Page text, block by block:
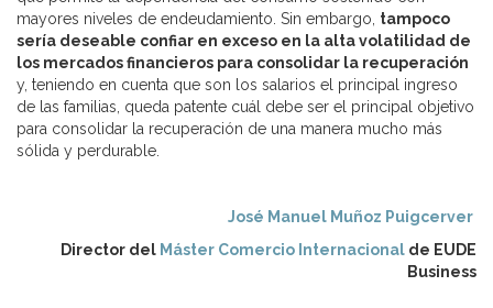
mayores niveles de endeudamiento. Sin embargo, tampoco
sería deseable confiar en exceso en la alta volatilidad de
los mercados financieros para consolidar la recuperación
y, teniendo en cuenta que son los salarios el principal ingreso
de las familias, queda patente cuál debe ser el principal objetivo
para consolidar la recuperación de una manera mucho más
sólida y perdurable.
José Manuel Muñoz Puigcerver
Director del Máster Comercio Internacional de EUDE
Business